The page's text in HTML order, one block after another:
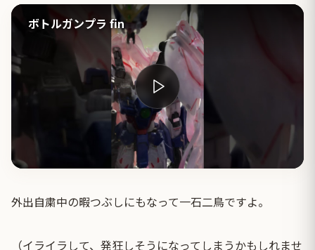
ボトルガンプラ fin
外出自粛中の暇つぶしにもなって一石二鳥ですよ。
（イライラして、発狂しそうになってしまうかもしれませ